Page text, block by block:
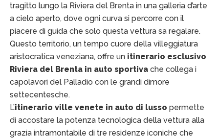
tragitto lungo la Riviera del Brenta in una galleria d’arte
a cielo aperto, dove ogni curva si percorre con il
piacere di guida che solo questa vettura sa regalare.
Questo territorio, un tempo cuore della villeggiatura
aristocratica veneziana, offre un itinerario esclusivo
Riviera del Brenta in auto sportiva che collega i
capolavori del Palladio con le grandi dimore
settecentesche.
L’itinerario ville venete in auto di lusso permette
di accostare la potenza tecnologica della vettura alla
grazia intramontabile di tre residenze iconiche che